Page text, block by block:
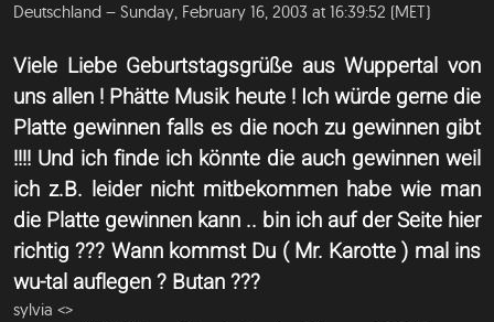
Deutschland – Sunday, February 16, 2003 at 16:39:52 (MET)
Viele Liebe Geburtstagsgrüße aus Wuppertal von
uns allen ! Phätte Musik heute ! Ich würde gerne die
Platte gewinnen falls es die noch zu gewinnen gibt
!!!! Und ich finde ich könnte die auch gewinnen weil
ich z.B. leider nicht mitbekommen habe wie man
die Platte gewinnen kann .. bin ich auf der Seite hier
richtig ??? Wann kommst Du ( Mr. Karotte ) mal ins
wu-tal auflegen ? Butan ???
sylvia <>